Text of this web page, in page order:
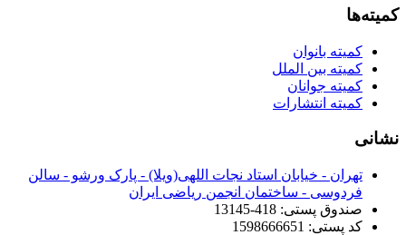
کمیته‌ها
کمیته بانوان
کمیته بین الملل
کمیته جوانان
کمیته انتشارات
نشانی
تهران - خیابان استاد نجات اللهی(ویلا) - پارک ورشو - سالن
فردوسی - ساختمان انجمن ریاضی ایران
صندوق پستی: 418-13145
کد پستی: 1598666651